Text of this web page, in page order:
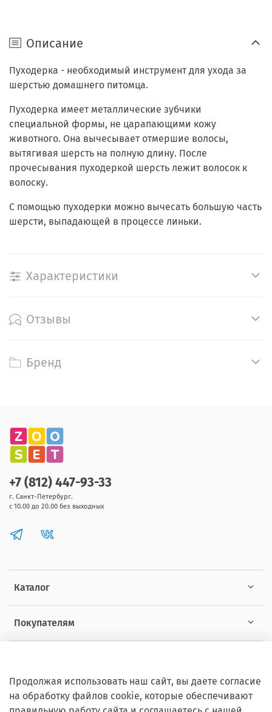
Описание
Пуходерка - необходимый инструмент для ухода за
шерстью домашнего питомца.
Пуходерка имеет металлические зубчики
специальной формы, не царапающими кожу
животного. Она вычесывает отмершие волосы,
вытягивая шерсть на полную длину. После
прочесывания пуходеркой шерсть лежит волосок к
волоску.
С помощью пуходерки можно вычесать большую часть
шерсти, выпадающей в процессе линьки.
Характеристики
Отзывы
Бренд
Каталог
Покупателям
+7 (812) 447-93-33
г. Санкт-Петербург.
с 10.00 до 20.00 без выходных
Продолжая использовать наш сайт, вы даете согласие
на обработку файлов cookie, которые обеспечивают